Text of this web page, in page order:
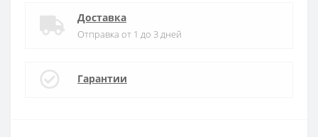
Доставка
Отправка от 1 до 3 дней
Гарантии